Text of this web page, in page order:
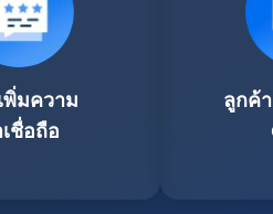
พิ่มความ
ชื่อถือ
ลูกค้